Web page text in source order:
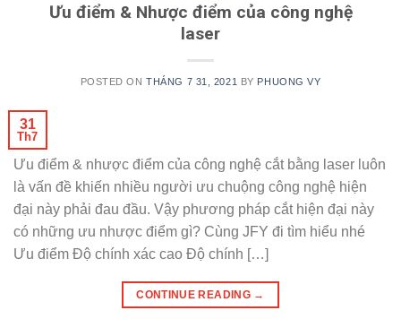
Ưu điểm & Nhược điểm của công nghệ
laser
POSTED ONTHÁNG 7 31, 2021 BY PHUONG VY
31
Th7
Ưu điểm & nhược điểm của công nghệ cắt bằng laser luôn
là vấn đề khiến nhiều người ưu chuộng công nghệ hiện
đại này phải đau đầu. Vậy phương pháp cắt hiện đại này
có những ưu nhược điểm gì? Cùng JFY đi tìm hiểu nhé
Ưu điểm Độ chính xác cao Độ chính […]
CONTINUE READING →